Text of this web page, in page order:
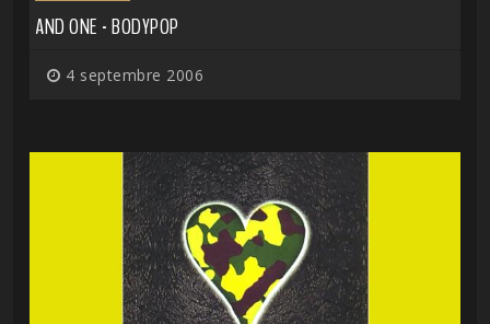
AND ONE - BODYPOP
4 septembre 2006